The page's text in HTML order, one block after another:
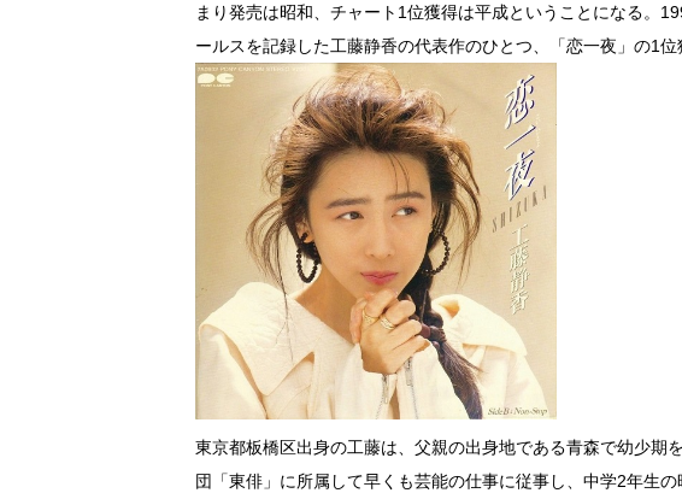
まり発売は昭和、チャート1位獲得は平成ということになる。
ールスを記録した工藤静香の代表作のひとつ、「恋一夜」の1
東京都板橋区出身の工藤は、父親の出身地である青森で幼少期
団「東俳」に所属して早くも芸能の仕事に従事し、中学2年生